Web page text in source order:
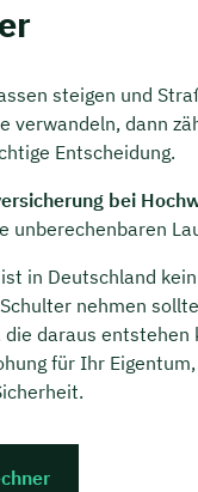
steigen und
verwandeln, dann
Entscheidung.
bei
unberechenbaren
ist in Deutschland
nehmen
die daraus entstehen
für Ihr